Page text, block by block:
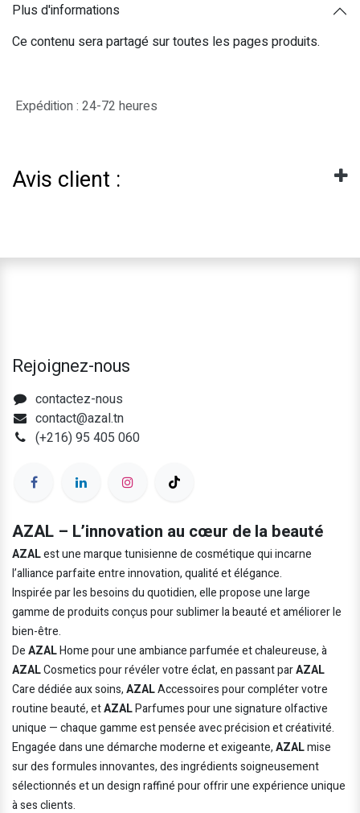
Plus d'informations
Ce contenu sera partagé sur toutes les pages produits.
Expédition : 24-72 heures
Avis client :
Rejoignez-nous
contactez-nous
contact@azal.tn
(+216) 95 405 060
AZAL – L’innovation au cœur de la beauté
AZALest une marque tunisienne de cosmétique qui incarne
l’alliance parfaite entre innovation, qualité et élégance.
Inspirée par les besoins du quotidien, elle propose une large
gamme de produits conçus pour sublimer la beauté et améliorer le
bien-être.
DeAZALHome pour une ambiance parfumée et chaleureuse, à
AZALCosmetics pour révéler votre éclat, en passant parAZAL
Care dédiée aux soins,AZALAccessoires pour compléter votre
routine beauté, etAZALParfumes pour une signature olfactive
unique — chaque gamme est pensée avec précision et créativité.
Engagée dans une démarche moderne et exigeante,AZALmise
sur des formules innovantes, des ingrédients soigneusement
sélectionnés et un design raffiné pour offrir une expérience unique
à ses clients.